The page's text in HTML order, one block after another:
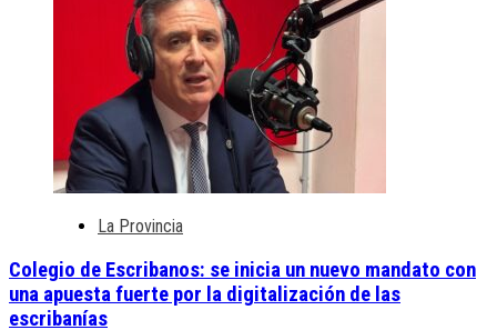
La Provincia
Colegio de Escribanos: se inicia un nuevo mandato con
una apuesta fuerte por la digitalización de las
escribanías